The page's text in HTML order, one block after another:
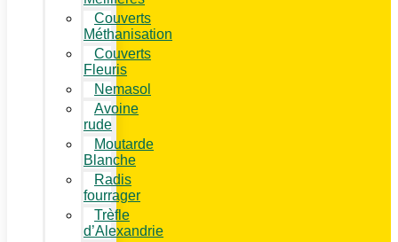
Couverts
Méthanisation
Couverts
Fleuris
Nemasol
Avoine
rude
Moutarde
Blanche
Radis
fourrager
Trèfle
d’Alexandrie